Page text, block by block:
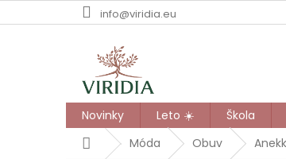
na
info@viridia.eu
Novinky Leto ☀️ Škola
DomovMóda Obuv